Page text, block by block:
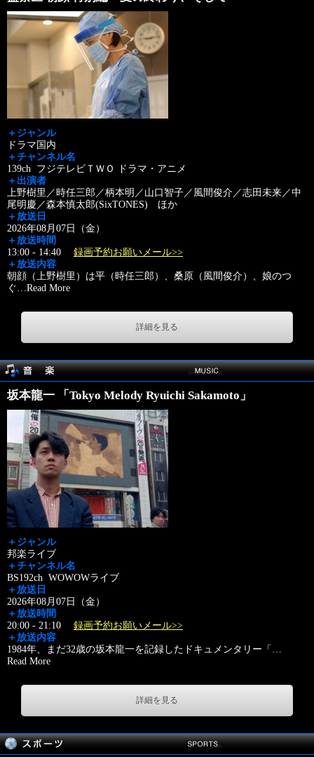
＋ジャンル
ドラマ国内
＋チャンネル名
139ch フジテレビＴＷＯ ドラマ・アニメ
＋出演者
上野樹里／時任三郎／柄本明／山口智子／風間俊介／志田未来／中
尾明慶／森本慎太郎(SixTONES) ほか
＋放送日
2026年08月07日（金）
＋放送時間
13:00 - 14:40 録画予約お願いメール>>
＋放送内容
朝顔（上野樹里）は平（時任三郎）、桑原（風間俊介）、娘のつ
ぐ…Read More
詳細を見る
坂本龍一 「Tokyo Melody Ryuichi Sakamoto」
＋ジャンル
邦楽ライブ
＋チャンネル名
BS192ch WOWOWライブ
＋放送日
2026年08月07日（金）
＋放送時間
20:00 - 21:10 録画予約お願いメール>>
＋放送内容
1984年、まだ32歳の坂本龍一を記録したドキュメンタリー「 …
Read More
詳細を見る